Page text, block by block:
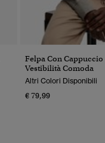
Felpa Con Cappuccio
Vestibilità Comoda
Altri Colori Disponibili
€ 79,99